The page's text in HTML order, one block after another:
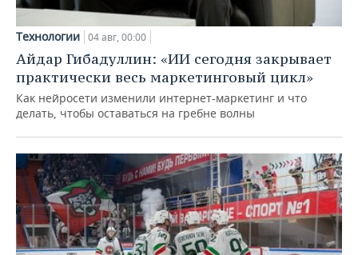
Технологии 04 авг, 00:00
Айдар Гибадуллин: «ИИ сегодня закрывает
практически весь маркетинговый цикл»
Как нейросети изменили интернет-маркетинг и что
делать, чтобы оставаться на гребне волны